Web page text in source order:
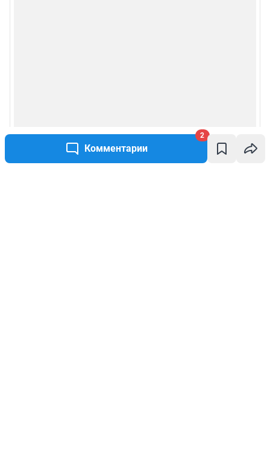
Комментарии
2